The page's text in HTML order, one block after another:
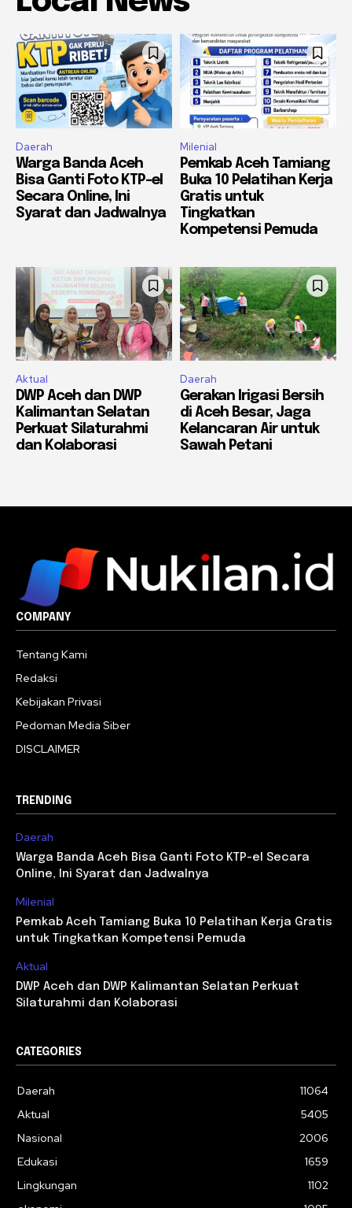
Daerah
Warga Banda Aceh
Bisa Ganti Foto KTP-el
Secara Online, Ini
Syarat dan Jadwalnya
Milenial
Pemkab Aceh Tamiang
Buka 10 Pelatihan Kerja
Gratis untuk
Tingkatkan
Kompetensi Pemuda
Aktual
DWP Aceh dan DWP
Kalimantan Selatan
Perkuat Silaturahmi
dan Kolaborasi
Daerah
Gerakan Irigasi Bersih
di Aceh Besar, Jaga
Kelancaran Air untuk
Sawah Petani
COMPANY
Tentang Kami
Redaksi
Kebijakan Privasi
Pedoman Media Siber
DISCLAIMER
TRENDING
Daerah
Warga Banda Aceh Bisa Ganti Foto KTP-el Secara
Online, Ini Syarat dan Jadwalnya
Milenial
Pemkab Aceh Tamiang Buka 10 Pelatihan Kerja Gratis
untuk Tingkatkan Kompetensi Pemuda
Aktual
DWP Aceh dan DWP Kalimantan Selatan Perkuat
Silaturahmi dan Kolaborasi
CATEGORIES
Daerah
11064
Aktual
5405
Nasional
2006
Edukasi
1659
Lingkungan
1102